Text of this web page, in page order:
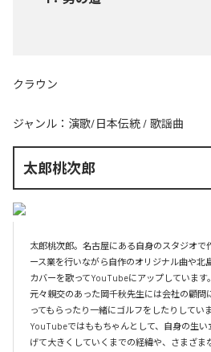
クラウン
ジャンル： 演歌/日本伝統 / 歌謡曲
太郎桃次郎
太郎桃次郎。名古屋にある自身のスタジオで
ース業を行いながら自作のオリジナル曲や北
カバーを歌ってYouTubeにアップしています。
元々親交のあった岡千秋先生には会社の顧問
ってもらったり一緒にゴルフをしたりしていま
YouTubeではももちゃんとして、自身の生
げて大きくしていくまでの経緯や、さまざま